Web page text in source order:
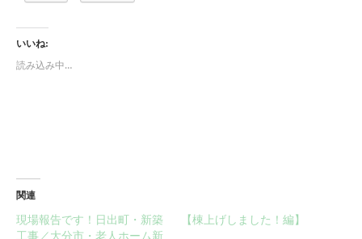
いいね:
読み込み中…
関連
現場報告です！日出町・新築
工事／大分市・老人ホーム新
【棟上げしました！編】